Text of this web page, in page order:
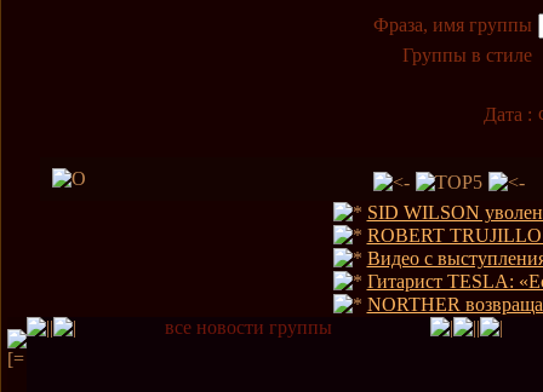
Фраза, имя группы
Группы в стиле
Дата :
SID WILSON
ROBERT
Видео с
Гитарист TESLA:
NORTHER
все новости группы